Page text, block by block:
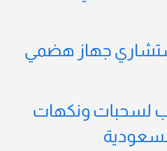
جهاز هضمي
لسحبات ونكهات